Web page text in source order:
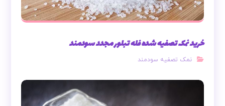
خرید نمک تصفیه شده فله تبلور مجدد سودمند
نمک تصفیه سودمند